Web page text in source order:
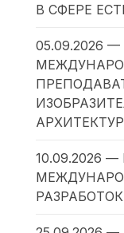
В СФЕРЕ
05.09.2026 —
10.09.2026